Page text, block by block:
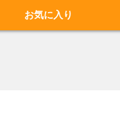
お気に入り